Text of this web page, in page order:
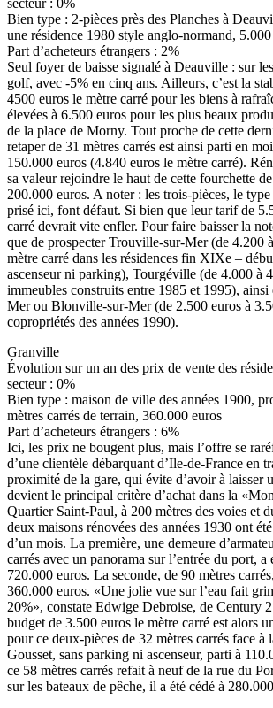
secteur : 0%
Bien type : 2-pièces près des Planches à
une résidence 1980 style anglo-normand,
Part d’acheteurs étrangers : 2%
Seul foyer de baisse signalé à Deauville : sur
golf, avec -5% en cinq ans. Ailleurs, c’est la
4500 euros le mètre carré pour les biens à
élevées à 6.500 euros pour les plus beaux
de la place de Morny. Tout proche de cette
retaper de 31 mètres carrés est ainsi parti en
150.000 euros (4.840 euros le mètre carré).
sa valeur rejoindre le haut de cette fourchette
200.000 euros. A noter : les trois-pièces, le
prisé ici, font défaut. Si bien que leur tarif de
carré devrait vite enfler. Pour faire baisser la
que de prospecter Trouville-sur-Mer (de 4.200
mètre carré dans les résidences fin XIXe –
ascenseur ni parking), Tourgéville (de 4.000 à
immeubles construits entre 1985 et 1995),
Mer ou Blonville-sur-Mer (de 2.500 euros à
copropriétés des années 1990).
Granville
Évolution sur un an des prix de vente des
secteur : 0%
Bien type : maison de ville des années 1900,
mètres carrés de terrain, 360.000 euros
Part d’acheteurs étrangers : 6%
Ici, les prix ne bougent plus, mais l’offre se
d’une clientèle débarquant d’Ile-de-France en
proximité de la gare, qui évite d’avoir à laisser
devient le principal critère d’achat dans la
Quartier Saint-Paul, à 200 mètres des voies et
deux maisons rénovées des années 1930 ont
d’un mois. La première, une demeure
carrés avec un panorama sur l’entrée du port, a
720.000 euros. La seconde, de 90 mètres
360.000 euros. «Une jolie vue sur l’eau fait
20%», constate Edwige Debroise, de Century
budget de 3.500 euros le mètre carré est alors
pour ce deux-pièces de 32 mètres carrés face à
Gousset, sans parking ni ascenseur, parti à
ce 58 mètres carrés refait à neuf de la rue du
sur les bateaux de pêche, il a été cédé à